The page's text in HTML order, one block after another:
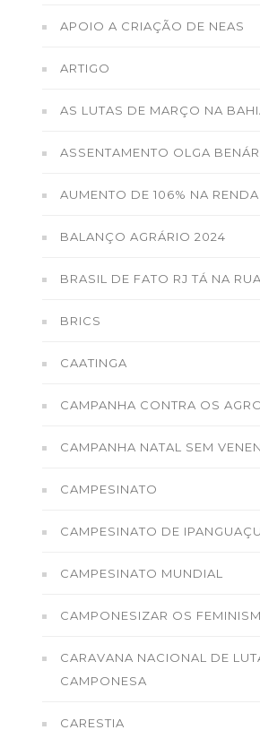
APOIO A CRIAÇÃO DE NEAS
ARTIGO
AS LUTAS DE MARÇO NA
ASSENTAMENTO OLGA
AUMENTO DE 106% NA RENDA
BALANÇO AGRÁRIO 2024
BRASIL DE FATO RJ TÁ NA RUA
BRICS
CAATINGA
CAMPANHA CONTRA OS
CAMPANHA NATAL SEM
CAMPESINATO
CAMPESINATO DE IPANGUAÇU
CAMPESINATO MUNDIAL
CAMPONESIZAR OS
CARAVANA NACIONAL DE
CAMPONESA
CARESTIA